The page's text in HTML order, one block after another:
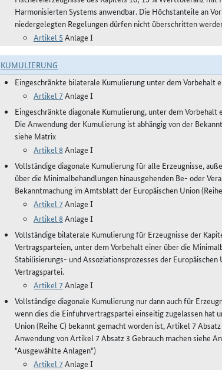
Harmonisierten Systems anwendbar. Die Höchstanteile an
niedergelegten Regelungen dürfen nicht überschritten
Artikel 5 Anlage I
KUMULIERUNG
Eingeschränkte bilaterale Kumulierung unter dem Vorbehalt
Artikel 7Anlage I
Eingeschränkte diagonale Kumulierung, unter dem
Die Anwendung der Kumulierung ist abhängig von der
siehe Matrix
Artikel 8Anlage I
Vollständige diagonale Kumulierung für alle Erzeugnisse,
über die Minimalbehandlungen hinausgehenden Be- oder
Bekanntmachung im Amtsblatt der Europäischen Union
Artikel 7Anlage I
Artikel 8Anlage I
Vollständige bilaterale Kumulierung für Erzeugnisse der
Vertragsparteien, unter dem Vorbehalt einer über die
Stabilisierungs- und Assoziationsprozesses der
Vertragspartei.
Artikel 7Anlage I
Vollständige diagonale Kumulierung nur dann auch für
wenn dies die Einfuhrvertragspartei einseitig zugelassen
Union (Reihe C) bekannt gemacht worden ist, Artikel 7
Anwendung von Artikel 7 Absatz 3 Gebrauch machen siehe
"Ausgewählte Anlagen")
Artikel 7Anlage I